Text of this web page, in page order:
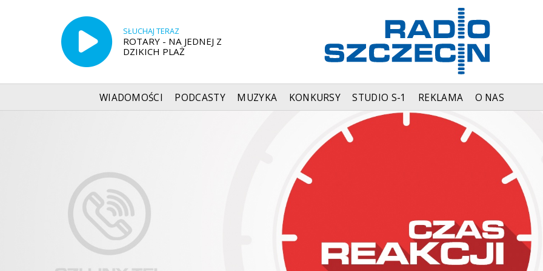
SŁUCHAJ TERAZ
ROTARY - NA JEDNEJ Z
DZIKICH PLAŻ
WIADOMOŚCI PODCASTY MUZYKA KONKURSY STUDIO S-1 REKLAMA O NAS